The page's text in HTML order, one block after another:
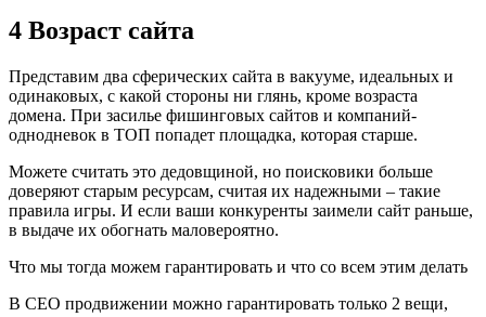
4 Возраст сайта
Представим два сферических сайта в вакууме, идеальных и
одинаковых, с какой стороны ни глянь, кроме возраста
домена. При засилье фишинговых сайтов и компаний-
однодневок в ТОП попадет площадка, которая старше.
Можете считать это дедовщиной, но поисковики больше
доверяют старым ресурсам, считая их надежными – такие
правила игры. И если ваши конкуренты заимели сайт раньше,
в выдаче их обогнать маловероятно.
Что мы тогда можем гарантировать и что со всем этим делать
В СЕО продвижении можно гарантировать только 2 вещи,